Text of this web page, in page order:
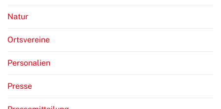
Natur
Ortsvereine
Personalien
Presse